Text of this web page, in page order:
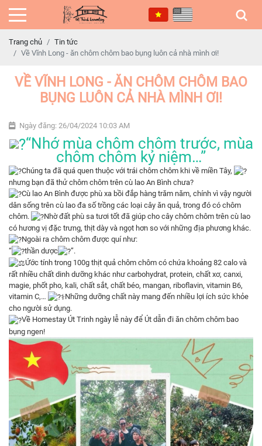
Trang chủ
Tin tức
Về Vĩnh Long - ăn chôm chôm bao bụng luôn cả nhà mình ơi!
VỀ VĨNH LONG - ĂN CHÔM CHÔM BAO
BỤNG LUÔN CẢ NHÀ MÌNH ƠI!
Ngày đăng: 26/04/2024 10:03 AM
“Nhớ mùa chôm chôm trước, mùa
chôm chôm kỷ niệm…”
Chúng ta đã quá quen thuộc với trái chôm chôm khi về miền Tây,
nhưng bạn đã thử chôm chôm trên cù lao An Bình chưa?
Cù lao An Bình được phù xa bồi đắp hàng trăm năm, chính vì vậy người
dân sống trên cù lao đa số trồng các loại cây ăn quả, trong đó có chôm
chôm.
Nhờ đất phù sa tươi tốt đã giúp cho cây chôm chôm trên cù lao
có hương vị đặc trưng, thịt dày và ngọt hơn so với những địa phương khác.
Ngoài ra chôm chôm được quí như:
“
thần dược
”.
Ứớc tính trong 100g thịt quả chôm chôm có chứa khoảng 82 calo và
rất nhiều chất dinh dưỡng khác như carbohydrat, protein, chất xơ, canxi,
magie, phốt pho, kali, chất sắt, chất béo, mangan, riboflavin, vitamin B6,
vitamin C,…
Những dưỡng chất này mang đến nhiều lợi ích sức khỏe
cho người sử dụng.
Về Homestay Út Trinh ngày lễ này để Út dẫn đi ăn chôm chôm bao
bụng ngen!